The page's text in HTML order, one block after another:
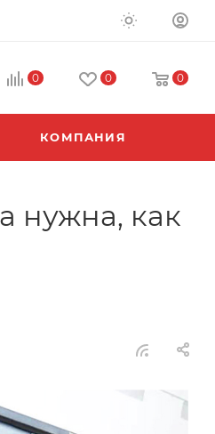
0 0 0
КОМПАНИЯ
нужна, как